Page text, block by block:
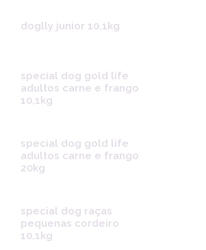
doglly junior 10,1kg
special dog gold life
adultos carne e frango
10,1kg
special dog gold life
adultos carne e frango
20kg
special dog raças
pequenas cordeiro
10,1kg